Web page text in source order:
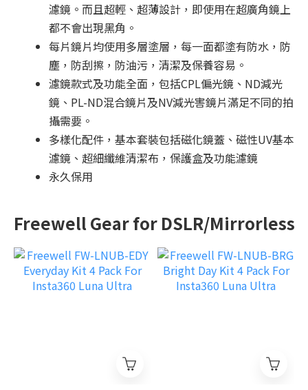
濾鏡。而且超輕、超薄設計，即使用在超廣角鏡上
都不會出現黑角。
每片鏡片均使用多層塗層，每一面都塗有防水，防
塵，防刮擦，防油污，清潔及保養容易。
濾鏡款式及功能全面，包括CPL偏光鏡、ND減光
鏡、PL-ND混合鏡片及NV減光害鏡片滿足不同的拍
攝需要。
多樣化配件，基本套裝包括磁化鏡蓋、磁性UV基本
濾鏡、超細纖維清潔布，保護盒及功能濾鏡
永久保用
Freewell Gear for DSLR/Mirrorless